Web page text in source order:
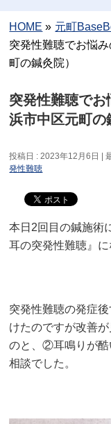
HOME » 元町
突発性難聴でお悩
町の鍼灸院）
突発性難聴で
浜市中区元町の
投稿日 : 2023年12月6日
発性難聴
本日2回目の鍼施術
耳の突発性難聴』に
突発性難聴の発症
けたのですが改善
のと、②耳鳴りが酷
相談でした。